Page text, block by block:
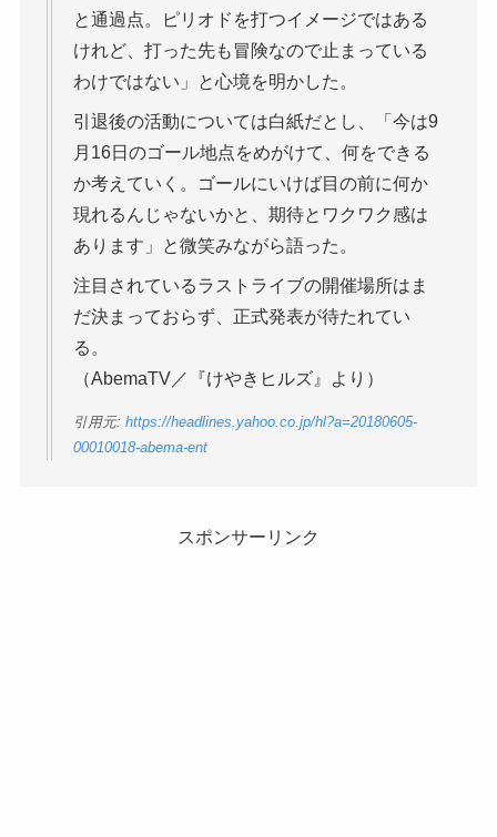
と通過点。ピリオドを打つイメージではある
けれど、打った先も冒険なので止まっている
わけではない」と心境を明かした。
引退後の活動については白紙だとし、「今は9
月16日のゴール地点をめがけて、何をできる
か考えていく。ゴールにいけば目の前に何か
現れるんじゃないかと、期待とワクワク感は
あります」と微笑みながら語った。
注目されているラストライブの開催場所はま
だ決まっておらず、正式発表が待たれてい
る。
（AbemaTV／『けやきヒルズ』より）
引用元: https://headlines.yahoo.co.jp/hl?a=20180605-
00010018-abema-ent
スポンサーリンク